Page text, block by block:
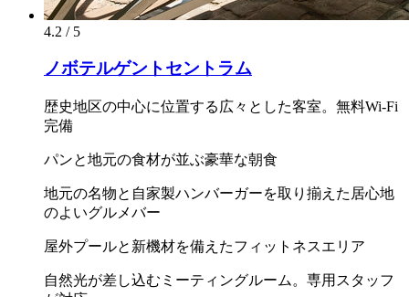
4.2 / 5
ノボテルゲントセントラム
歴史地区の中心に位置する広々とした客室。無料Wi-Fi
完備
パンと地元の食材が並ぶ豪華な朝食
地元の名物と自家製ハンバーガーを取り揃えた居心地
のよいグルメバー
屋外プールと新機材を備えたフィットネスエリア
自然光が差し込むミーティングルーム。専用スタッフ